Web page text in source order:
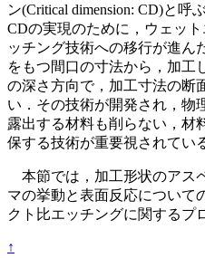
ン(Critical dimension: CD)と
CDの実現のために，ウェッ
ッチング技術への移行が進ん
をもつ間口の寸法から，加工
の深さ方向で，加工寸法の断
い．その技術が開発され，物
露出する材料も削らない，材
保する技術が重要視されてい
本節では，加工形状のアス
マの挙動と表面反応について
クト比エッチングに関するプ
↑